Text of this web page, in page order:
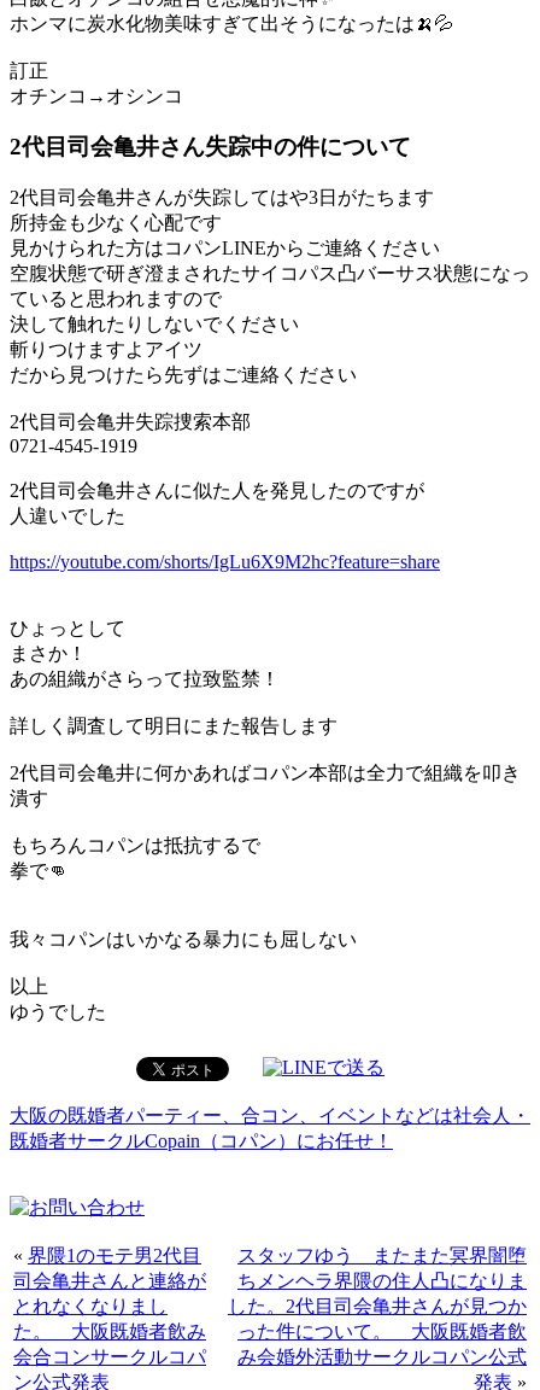
ホンマに炭水化物美味すぎて出そうになったは🍌💦
訂正
オチンコ→オシンコ
2代目司会亀井さん失踪中の件について
2代目司会亀井さんが失踪してはや3日がたちます
所持金も少なく心配です
見かけられた方はコパンLINEからご連絡ください
空腹状態で研ぎ澄まされたサイコパス凸バーサス状態になっ
ていると思われますので
決して触れたりしないでください
斬りつけますよアイツ
だから見つけたら先ずはご連絡ください
2代目司会亀井失踪捜索本部
0721-4545-1919
2代目司会亀井さんに似た人を発見したのですが
人違いでした
https://youtube.com/shorts/IgLu6X9M2hc?feature=share
ひょっとして
まさか！
あの組織がさらって拉致監禁！
詳しく調査して明日にまた報告します
2代目司会亀井に何かあればコパン本部は全力で組織を叩き
潰す
もちろんコパンは抵抗するで
拳で👊
我々コパンはいかなる暴力にも屈しない
以上
ゆうでした
大阪の既婚者パーティー、合コン、イベントなどは社会人・
既婚者サークルCopain（コパン）にお任せ！
« 界隈1のモテ男2代目
司会亀井さんと連絡が
とれなくなりまし
た。 大阪既婚者飲み
会合コンサークルコパ
ン公式発表
スタッフゆう またまた冥界闇堕
ちメンヘラ界隈の住人凸になりま
した。2代目司会亀井さんが見つか
った件について。 大阪既婚者飲
み会婚外活動サークルコパン公式
発表 »